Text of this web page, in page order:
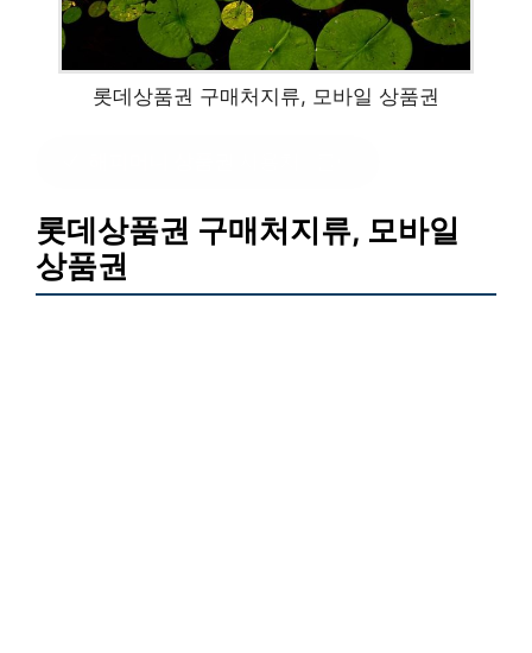
롯데상품권 구매처지류, 모바일 상품권
롯데상품권 구매처지류, 모바일
상품권